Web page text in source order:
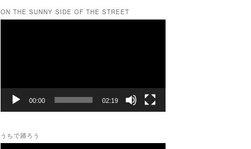
ON THE SUNNY SIDE OF THE STREET
ー
00:00 02:19
うちで踊ろう